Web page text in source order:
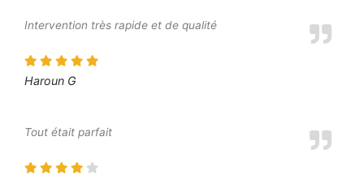
Intervention très rapide et de qualité
Haroun G
Tout était parfait